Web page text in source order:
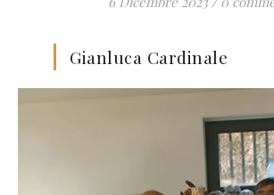
Gianluca Cardinale